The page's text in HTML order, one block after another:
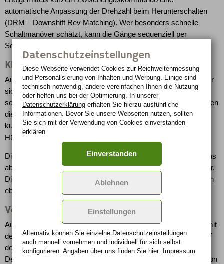
automatische Anpassung der Drehzahl beim Herunterschalten
(DRM – Downshift Rev Matching). Wer besonders schnelle
Schaltmanöver schätzt, kann die Gänge sequenziell per
Schaltwippen am Lenkrad einlegen.
Klassische Sportwagenproportionen
Auch wenn der 370Z von Grund auf neu konzipiert wurde, teilt er
sich Elemente der Design-DNA mit dem abgelösten 350Z und
sogar mit dem Ur-Modell von 1969, dem 240Z. Erneut dominieren
die klassischen Sportwagen-Proportionen mit langer Haube,
kurzer Kabine und knappen Überhängen. Kräftig ausgebildete
Hüften unterstreichen die sportlichen Ambitionen zusätzlich.
Die vielleicht auffälligste stilistische Änderung am neuen Z ist das
ab der Türhinterkante nach oben gezogene hintere Seitenfenster.
Die aufwärts führende Linie findet eine Entsprechung in dem nun
ebenfalls dynamischer geformten Türschweller.
Vom Nissan GT-R inspirierte Dachlinie
Auch die massiven Türgriffe aus Aluminium und das erstmals mit
dem seitlichen Blinklicht zu einer Einheit kombinierte Z-Logo auf
dem vorderen Kotflügel zitieren aus dem reichen
Designvokabular der Baureihe. Die ohne Absatz in einer Linie von
Datenschutzeinstellungen
Diese Webseite verwendet Cookies zur Reichweiten­messung
und Personalisierung von Inhalten und Werbung. Einige sind
technisch notwendig, andere vereinfachen Ihnen die Nutzung
oder helfen uns bei der Optimierung. In unserer
Datenschutzerklärungerhalten Sie hierzu ausführliche
Informationen. Bevor Sie unsere Webseiten nutzen, sollten
Sie sich mit der Verwendung von Cookies einverstanden
erklären.
Einverstanden
Ablehnen
Einstellungen
Alternativ können Sie einzelne Datenschutz­ein­stellungen
auch manuell vor­nehmen und indivi­duell für sich selbst
konfigurieren. Angaben über uns finden Sie hier: Impressum